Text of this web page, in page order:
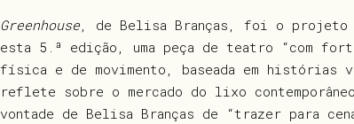
Greenhouse, de Belisa Branças, foi o projeto
esta 5.ª edição, uma peça de teatro “com
física e de movimento, baseada em histórias
reflete sobre o mercado do lixo
vontade de Belisa Branças de “trazer para